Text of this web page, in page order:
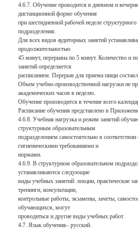
4.6.7. Обучение проводится в дневном и
дистанционной форме обучения
при шестидневной рабочей неделе структурного
подразделения.
Для всех видов аудиторных занятий
продолжительностью
45 минут, перерывы по 5 минут. Количество и
занятий определяется
расписанием. Перерыв для приема пищи
Объем учебно-производственной нагрузки не
академических часов в неделю.
Обучение производится в течение всего
Расписание обучения представлено в
4.6.8. Учебная нагрузка и режим занятий
структурным образовательным
подразделением самостоятельно в соответствии
гигиеническими требованиями и
нормами.
4.6.9. В структурном образовательном
устанавливаются следующие
виды учебных занятий: лекции, практические
тренинги, консультации,
контрольные работы, экзамены, зачеты,
обучающихся, могут
проводиться и другие виды учебных работ.
4.7. Язык обучения– русский.